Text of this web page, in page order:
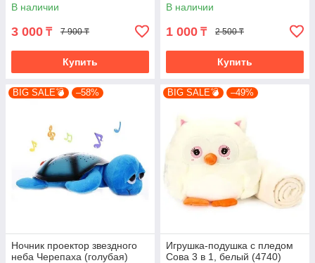
В наличии
3 000 ₸ 7 900 ₸
Купить
В наличии
1 000 ₸ 2 500 ₸
Купить
BIG SALE💣 –58%
Ночник проектор звездного
неба Черепаха (голубая)
BIG SALE💣 –49%
Игрушка-подушка с пледом
Сова 3 в 1, белый (4740)